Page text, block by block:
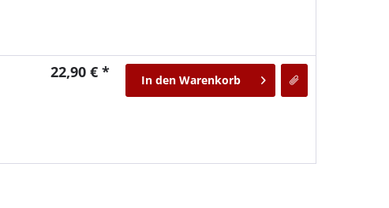
22,90 € * In den Warenkorb